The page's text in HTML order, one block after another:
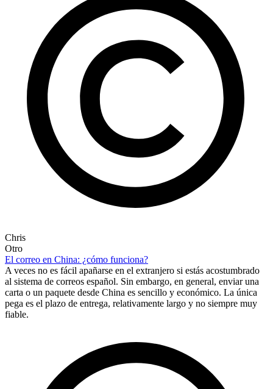
Chris
Otro
El correo en China: ¿cómo funciona?
A veces no es fácil apañarse en el extranjero si estás acostumbrado
al sistema de correos español. Sin embargo, en general, enviar una
carta o un paquete desde China es sencillo y económico. La única
pega es el plazo de entrega, relativamente largo y no siempre muy
fiable.